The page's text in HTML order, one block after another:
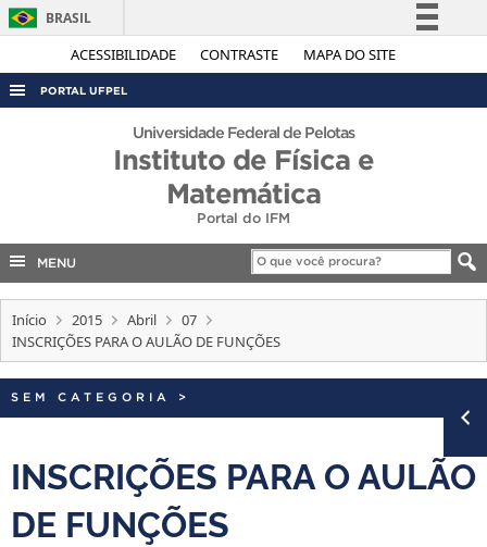
ACESSIBILIDADE CONTRASTE MAPA DO SITE
BRASIL
Simplifique!
Acesso à informação
PORTAL UFPEL
ACESSO À INFORMAÇÃO
OUVIDORIA
Universidade Federal de Pelotas
Instituto de Física e
Matemática
Portal do IFM
MENU
Início 2015 Abril
07
INSCRIÇÕES PARA O AULÃO DE FUNÇÕES
SEM CATEGORIA >
INSCRIÇÕES PARA O AULÃO
DE FUNÇÕES